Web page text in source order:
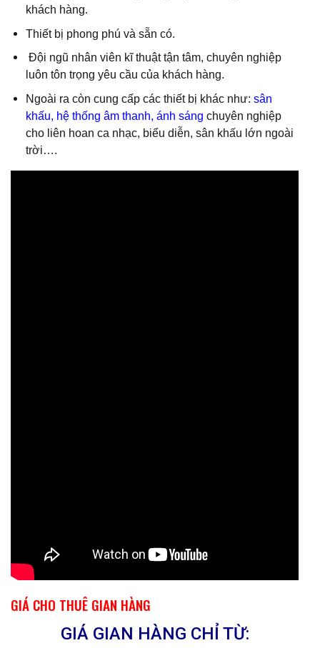
khách hàng.
Thiết bị phong phú và sẵn có.
Đội ngũ nhân viên kĩ thuật tận tâm, chuyên nghiệp
luôn tôn trọng yêu cầu của khách hàng.
Ngoài ra còn cung cấp các thiết bị khác như: sân
khấu, hệ thống âm thanh, ánh sáng chuyên nghiệp
cho liên hoan ca nhạc, biểu diễn, sân khấu lớn ngoài
trời….
GIÁ CHO THUÊ GIAN HÀNG
GIÁ GIAN HÀNG CHỈ TỪ: